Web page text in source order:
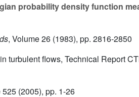
probability density function
, Volume 26 (1983), pp. 2816-2850
turbulent flows, Technical Report
525 (2005), pp. 1-26